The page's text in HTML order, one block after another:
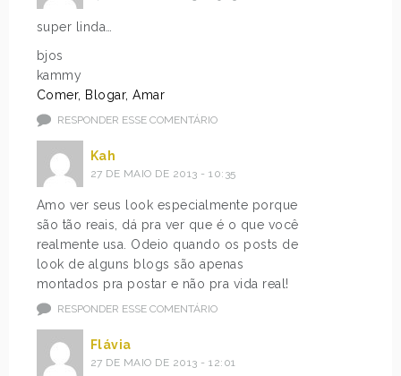
super linda…
bjos
kammy
Comer, Blogar, Amar
RESPONDER ESSE COMENTÁRIO
Kah
27 DE MAIO DE 2013 - 10:35
Amo ver seus look especialmente porque
são tão reais, dá pra ver que é o que você
realmente usa. Odeio quando os posts de
look de alguns blogs são apenas
montados pra postar e não pra vida real!
RESPONDER ESSE COMENTÁRIO
Flávia
27 DE MAIO DE 2013 - 12:01